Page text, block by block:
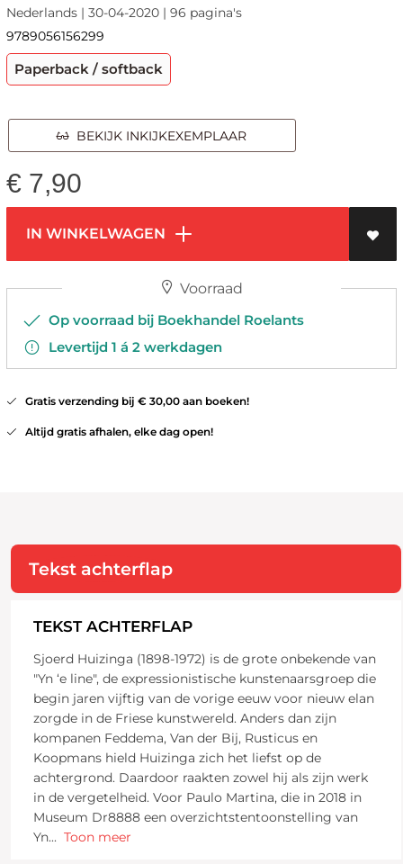
Nederlands | 30-04-2020 | 96 pagina's
9789056156299
Paperback / softback
BEKIJK INKIJKEXEMPLAAR
€ 7,90
IN WINKELWAGEN
Voorraad
Op voorraad bij Boekhandel Roelants
Levertijd 1 á 2 werkdagen
Gratis verzending bij € 30,00 aan boeken!
Altijd gratis afhalen, elke dag open!
Tekst achterflap
TEKST ACHTERFLAP
Sjoerd Huizinga (1898-1972) is de grote onbekende van
"Yn ‘e line", de expressionistische kunstenaarsgroep die
begin jaren vijftig van de vorige eeuw voor nieuw elan
zorgde in de Friese kunstwereld. Anders dan zijn
kompanen Feddema, Van der Bij, Rusticus en
Koopmans hield Huizinga zich het liefst op de
achtergrond. Daardoor raakten zowel hij als zijn werk
in de vergetelheid. Voor Paulo Martina, die in 2018 in
Museum Dr8888 een overzichtstentoonstelling van
Yn... Toon meer